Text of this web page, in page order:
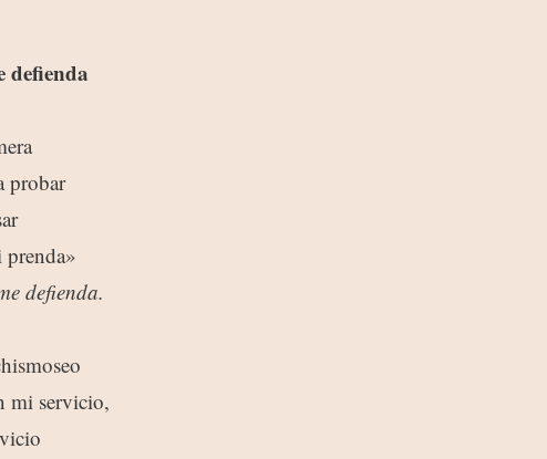
defienda
probar
defienda.
mi servicio,